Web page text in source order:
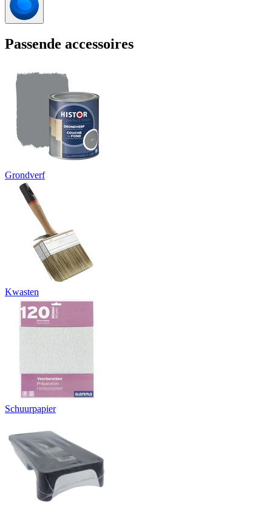
Passende accessoires
Grondverf
Kwasten
Schuurpapier